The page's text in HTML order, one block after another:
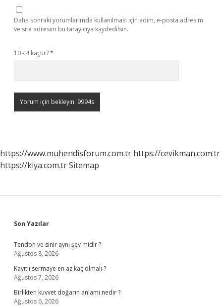
Daha sonraki yorumlarımda kullanılması için adım, e-posta adresim
ve site adresim bu tarayıcıya kaydedilsin.
10 - 4 kaçtır?*
https://www.muhendisforum.com.tr https://cevikman.com.tr
https://kiya.com.trSitemap
Sidebar
Son Yazılar
Tendon ve sinir aynı şey midir ?
Ağustos 8, 2026
Kayıtlı sermaye en az kaç olmalı ?
Ağustos 7, 2026
Birlikten kuvvet doğarın anlamı nedir ?
Ağustos 6, 2026